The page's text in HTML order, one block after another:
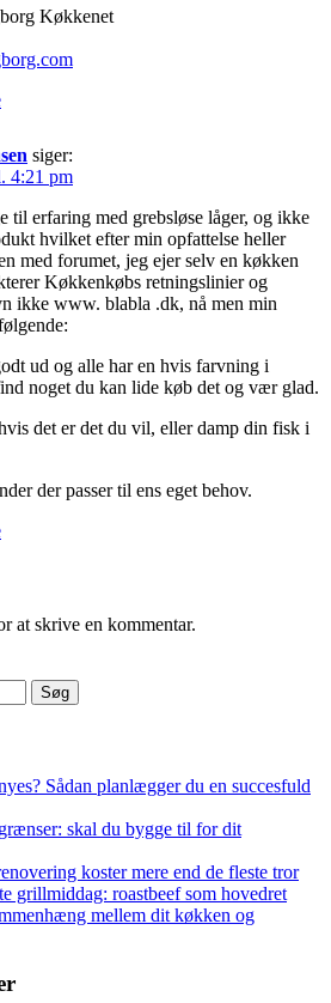
Køkkenet
siger:
4:21 pm
til erfaring med grebsløse låger, og ikke
hvilket efter min opfattelse heller
med forumet, jeg ejer selv en køkken
Køkkenkøbs retningslinier og
ikke www. blabla .dk, nå men min
ud og alle har en hvis farvning i
noget du kan lide køb det og vær glad.
det er det du vil, eller damp din fisk i
der passer til ens eget behov.
at skrive en kommentar.
Sådan planlægger du en succesfuld
skal du bygge til for dit
koster mere end de fleste tror
grillmiddag: roastbeef som hovedret
mellem dit køkken og